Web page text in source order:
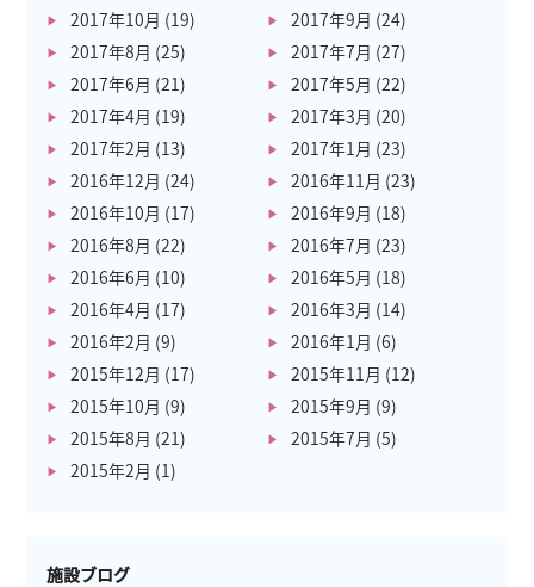
2017年10月 (19) 2017年9月 (24)
2017年8月 (25) 2017年7月 (27)
2017年6月 (21) 2017年5月 (22)
2017年4月 (19) 2017年3月 (20)
2017年2月 (13) 2017年1月 (23)
2016年12月 (24) 2016年11月 (23)
2016年10月 (17) 2016年9月 (18)
2016年8月 (22) 2016年7月 (23)
2016年6月 (10) 2016年5月 (18)
2016年4月 (17) 2016年3月 (14)
2016年2月 (9) 2016年1月 (6)
2015年12月 (17) 2015年11月 (12)
2015年10月 (9) 2015年9月 (9)
2015年8月 (21) 2015年7月 (5)
2015年2月 (1)
施設ブログ